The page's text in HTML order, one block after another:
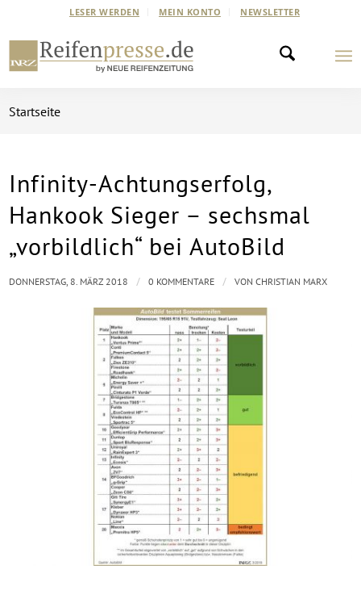
LESER WERDEN MEIN KONTO NEWSLETTER
Startseite
Infinity-Achtungserfolg,
Hankook Sieger – sechsmal
„vorbildlich“ bei AutoBild
DONNERSTAG, 8. MÄRZ 2018 / 0 KOMMENTARE / VONCHRISTIAN MARX